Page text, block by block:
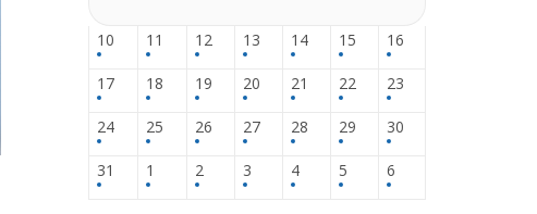
10 11 12 13 14 15 16
17 18 19 20 21 22 23
24 25 26 27 28 29 30
31 1 2 3 4 5 6